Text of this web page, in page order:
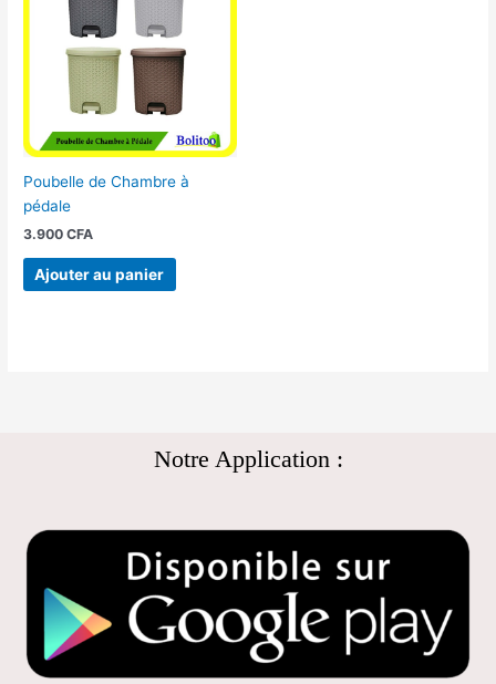
Poubelle de Chambre à
pédale
3.900CFA
Ajouter au panier
Notre Application :